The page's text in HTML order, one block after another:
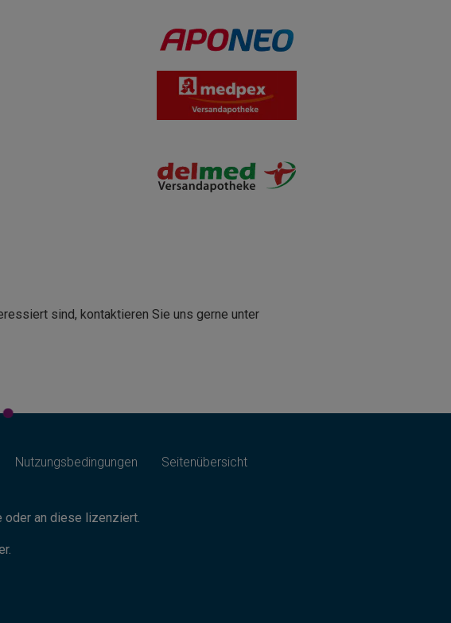
sind, kontaktieren Sie uns gerne unter
Nutzungsbedingungen Seitenübersicht
oder an diese lizenziert.